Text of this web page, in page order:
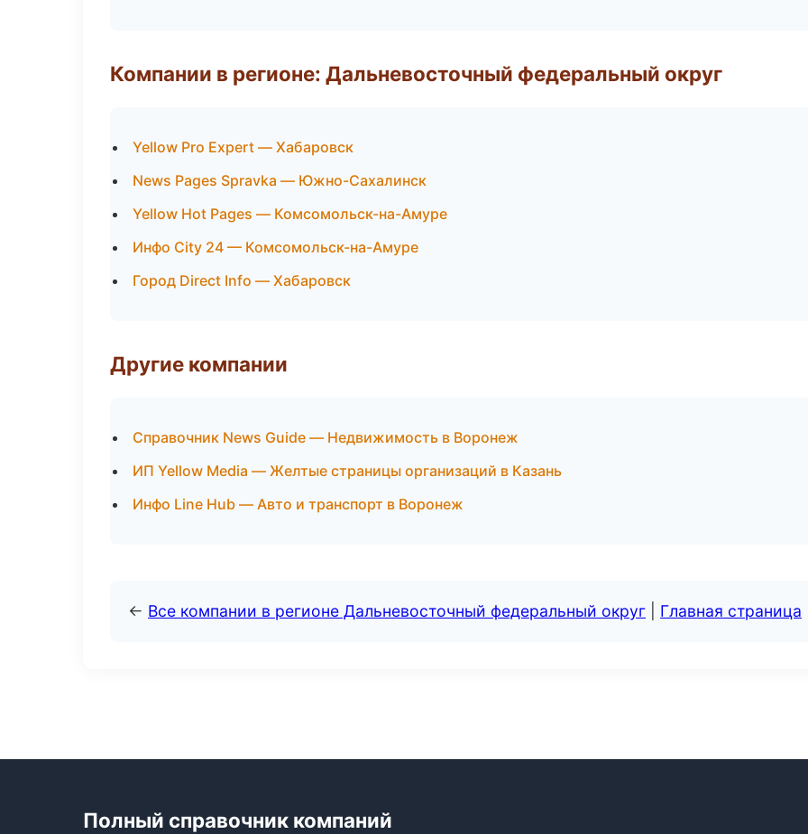
Компании в регионе: Дальневосточный федеральный округ
Yellow Pro Expert — Хабаровск
News Pages Spravka — Южно-Сахалинск
Yellow Hot Pages — Комсомольск-на-Амуре
Инфо City 24 — Комсомольск-на-Амуре
Город Direct Info — Хабаровск
Другие компании
Справочник News Guide — Недвижимость в Воронеж
ИП Yellow Media — Желтые страницы организаций в Казань
Инфо Line Hub — Авто и транспорт в Воронеж
← Все компании в регионе Дальневосточный федеральный округ Главная страница
Полный справочник компаний